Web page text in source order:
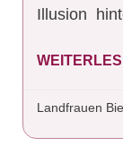
Illusion
Landfrauen